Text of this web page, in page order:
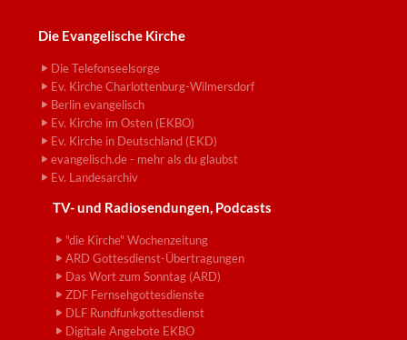
Die Evangelische Kirche
Die Telefonseelsorge
Ev. Kirche Charlottenburg-Wilmersdorf
Berlin evangelisch
Ev. Kirche im Osten (EKBO)
Ev. Kirche in Deutschland (EKD)
evangelisch.de - mehr als du glaubst
Ev. Landesarchiv
TV- und Radiosendungen, Podcasts
"die Kirche" Wochenzeitung
ARD Gottesdienst-Übertragungen
Das Wort zum Sonntag (ARD)
ZDF Fernsehgottesdienste
DLF Rundfunkgottesdienst
Digitale Angebote EKBO